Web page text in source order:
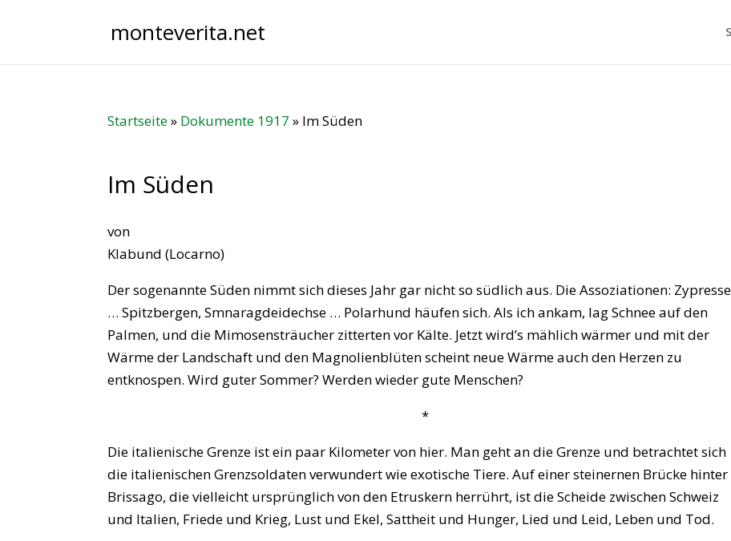
monteverita.net
Startseite» Dokumente 1917 » Im Süden
Im Süden
von
Klabund (Locarno)
Der sogenannte Süden nimmt sich dieses Jahr gar nicht so südlich aus. Die Assoziationen: Zypresse
… Spitzbergen, Smnaragdeidechse … Polarhund häufen sich. Als ich ankam, lag Schnee auf den
Palmen, und die Mimosensträucher zitterten vor Kälte. Jetzt wird’s mählich wärmer und mit der
Wärme der Landschaft und den Magnolienblüten scheint neue Wärme auch den Herzen zu
entknospen. Wird guter Sommer? Werden wieder gute Menschen?
*
Die italienische Grenze ist ein paar Kilometer von hier. Man geht an die Grenze und betrachtet sich
die italienischen Grenzsoldaten verwundert wie exotische Tiere. Auf einer steinernen Brücke hinter
Brissago, die vielleicht ursprünglich von den Etruskern herrührt, ist die Scheide zwischen Schweiz
und Italien, Friede und Krieg, Lust und Ekel, Sattheit und Hunger, Lied und Leid, Leben und Tod.